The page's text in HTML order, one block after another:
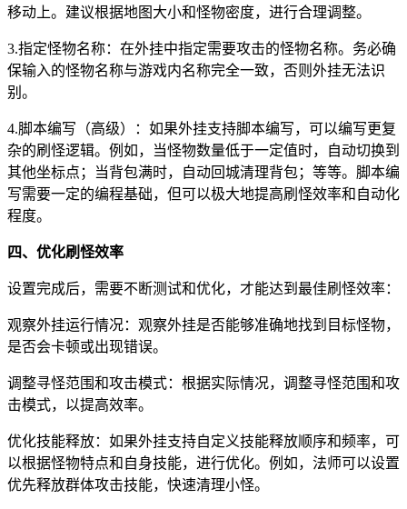
移动上。建议根据地图大小和怪物密度，进行合理调整。
3.指定怪物名称：在外挂中指定需要攻击的怪物名称。务必确
保输入的怪物名称与游戏内名称完全一致，否则外挂无法识
别。
4.脚本编写（高级）：如果外挂支持脚本编写，可以编写更复
杂的刷怪逻辑。例如，当怪物数量低于一定值时，自动切换到
其他坐标点；当背包满时，自动回城清理背包；等等。脚本编
写需要一定的编程基础，但可以极大地提高刷怪效率和自动化
程度。
四、优化刷怪效率
设置完成后，需要不断测试和优化，才能达到最佳刷怪效率：
观察外挂运行情况：观察外挂是否能够准确地找到目标怪物，
是否会卡顿或出现错误。
调整寻怪范围和攻击模式：根据实际情况，调整寻怪范围和攻
击模式，以提高效率。
优化技能释放：如果外挂支持自定义技能释放顺序和频率，可
以根据怪物特点和自身技能，进行优化。例如，法师可以设置
优先释放群体攻击技能，快速清理小怪。